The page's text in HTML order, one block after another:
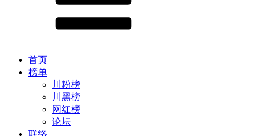
首页
榜单
川粉榜
川黑榜
网红榜
论坛